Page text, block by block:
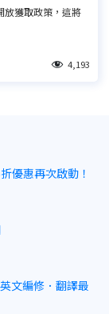
獲取政策，這將
4,193
優惠再次啟動！
文編修．翻譯最